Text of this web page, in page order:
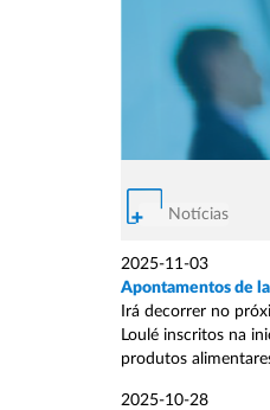
Notícias
2025-11-03
Apontamentos de
Irá decorrer no
Loulé inscritos na
produtos
2025-10-28